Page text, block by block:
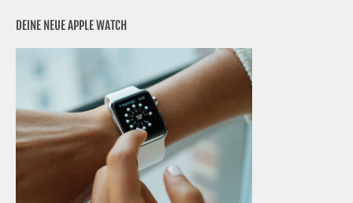
DEINE NEUE APPLE WATCH